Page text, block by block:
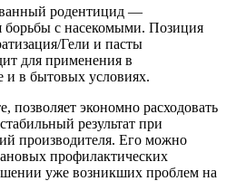
родентицид —
борьбы с насекомыми. Позиция
Гели и пасты
для применения в
и в бытовых условиях.
позволяет экономно расходовать
результат при
производителя. Его можно
профилактических
уже возникших проблем на